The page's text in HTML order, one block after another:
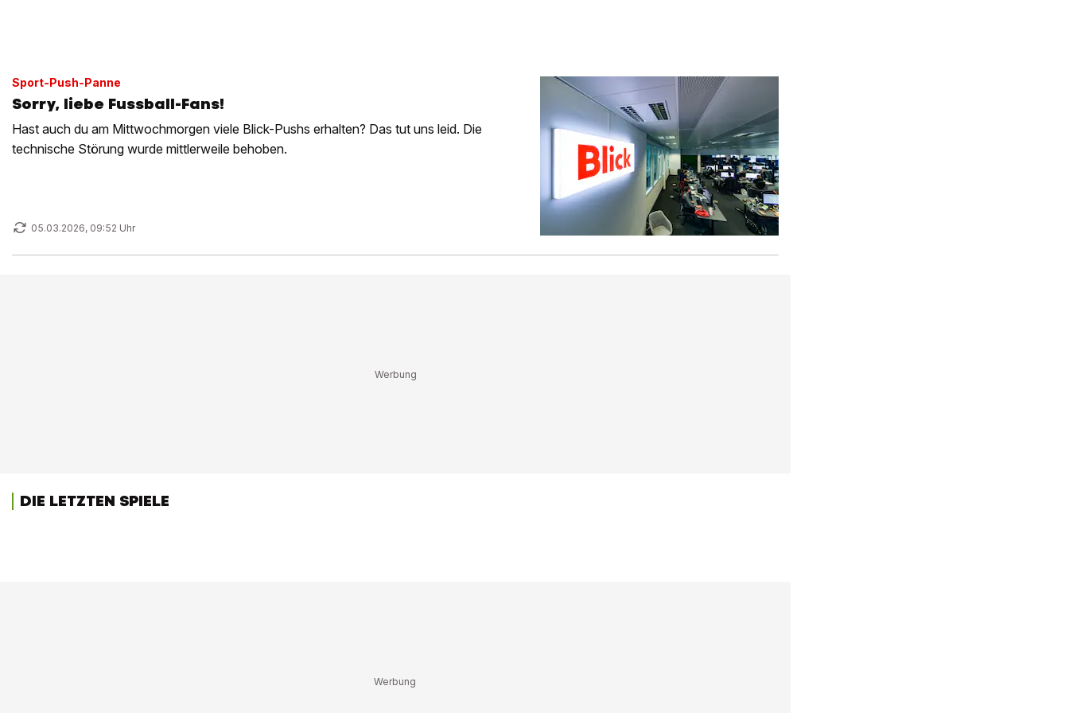
Sport-Push-Panne
Sorry, liebe Fussball-Fans!
Hast auch du am Mittwochmorgen viele Blick-Pushs erhalten? Das tut uns leid. Die
technische Störung wurde mittlerweile behoben.
05.03.2026, 09:52 Uhr
DIE LETZTEN SPIELE